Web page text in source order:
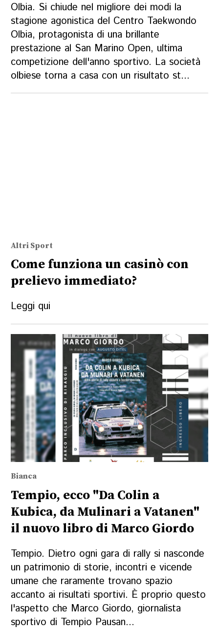
Olbia. Si chiude nel migliore dei modi la
stagione agonistica del Centro Taekwondo
Olbia, protagonista di una brillante
prestazione al San Marino Open, ultima
competizione dell'anno sportivo. La società
olbiese torna a casa con un risultato st...
Altri Sport
Come funziona un casinò con
prelievo immediato?
Leggi qui
Bianca
Tempio, ecco "Da Colin a
Kubica, da Mulinari a Vatanen"
il nuovo libro di Marco Giordo
Tempio. Dietro ogni gara di rally si nasconde
un patrimonio di storie, incontri e vicende
umane che raramente trovano spazio
accanto ai risultati sportivi. È proprio questo
l'aspetto che Marco Giordo, giornalista
sportivo di Tempio Pausan...